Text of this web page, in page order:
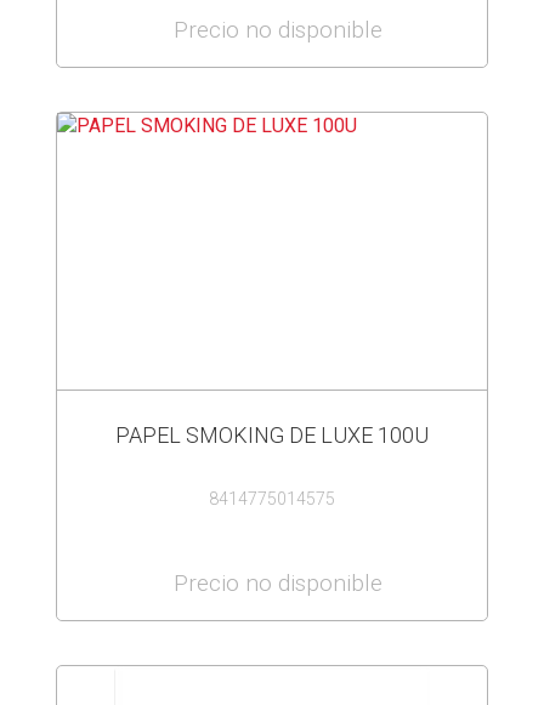
Precio no disponible
PAPEL SMOKING DE LUXE 100U
8414775014575
Precio no disponible